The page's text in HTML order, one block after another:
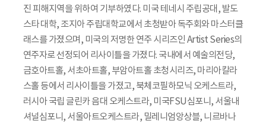
진 피해지역을 위하여 기부하였다. 미국 테네시 주립공대, 발도
스타 대학, 조지아 주립대학교에서 초청받아 독주회와 마스터클
래스를 가졌으며, 미국의 저명한 연주 시리즈인 Artist Series의
연주자로 선정되어 리사이틀을 가졌다. 국내에서 예술의전당,
금호아트홀, 서초아트홀, 부암아트홀 초청시리즈, 마리아칼라
스홀 등에서 리사이틀을 가졌고, 북체코필하모닉 오케스트라,
러시아 국립 글린카 음대 오케스트라, 미국FSU심포니, 서울내
셔널심포니, 서울아트오케스트라, 밀레니엄앙상블, 니르바나